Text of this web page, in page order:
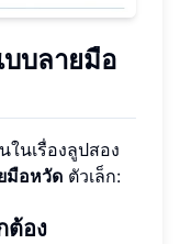
บบลายมือ
ในเรื่องลูปสอง
มือหวัด ตัวเล็ก:
ต้อง